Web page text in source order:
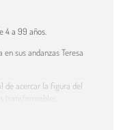
4 a 99 años.
en sus andanzas Teresa
de acercar la figura del
transformables,